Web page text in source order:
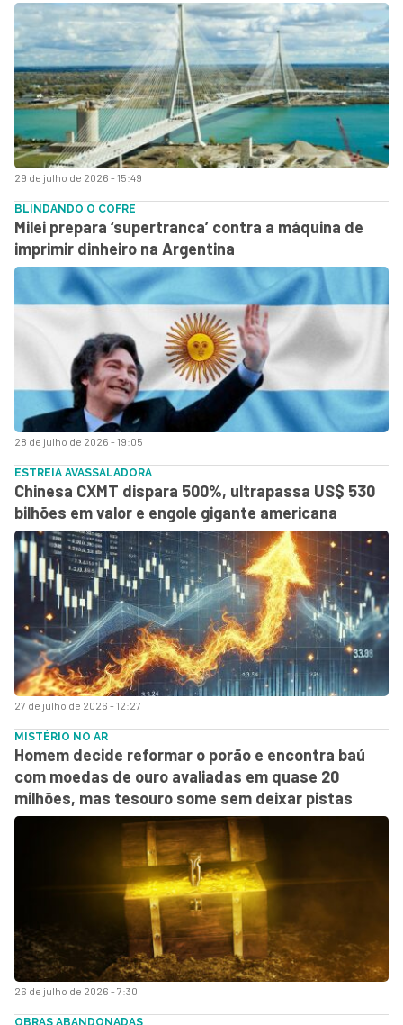
29 de julho de 2026 - 15:49
28 de julho de 2026 - 19:05
BLINDANDO O COFRE
Milei prepara ‘supertranca’ contra a máquina de
imprimir dinheiro na Argentina
27 de julho de 2026 - 12:27
ESTREIA AVASSALADORA
Chinesa CXMT dispara 500%, ultrapassa US$ 530
bilhões em valor e engole gigante americana
26 de julho de 2026 - 7:30
MISTÉRIO NO AR
Homem decide reformar o porão e encontra baú
com moedas de ouro avaliadas em quase 20
milhões, mas tesouro some sem deixar pistas
OBRAS ABANDONADAS